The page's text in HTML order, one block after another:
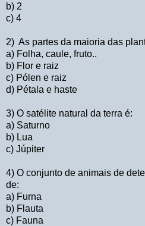
b) 2
c) 4
2) As partes da maioria das
a) Folha, caule, fruto..
b) Flor e raiz
c) Pólen e raiz
d) Pétala e haste
3) O satélite natural da terra é:
a) Saturno
b) Lua
c) Júpiter
4) O conjunto de animais de
de:
a) Furna
b) Flauta
c) Fauna